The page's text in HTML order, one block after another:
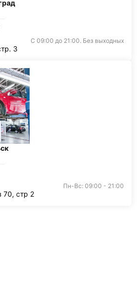
С 09:00 до 21:00. Без выходных
3
Пн-Вс: 09:00 - 21:00
70, стр 2